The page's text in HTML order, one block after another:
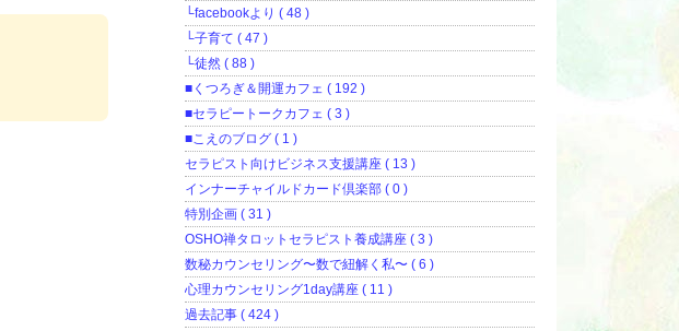
└facebookより ( 48 )
└子育て ( 47 )
└徒然 ( 88 )
■くつろぎ＆開運カフェ ( 192 )
■セラピートークカフェ ( 3 )
■こえのブログ ( 1 )
セラピスト向けビジネス支援講座 ( 13 )
インナーチャイルドカード倶楽部 ( 0 )
特別企画 ( 31 )
OSHO禅タロットセラピスト養成講座 ( 3 )
数秘カウンセリング〜数で紐解く私〜 ( 6 )
心理カウンセリング1day講座 ( 11 )
過去記事 ( 424 )